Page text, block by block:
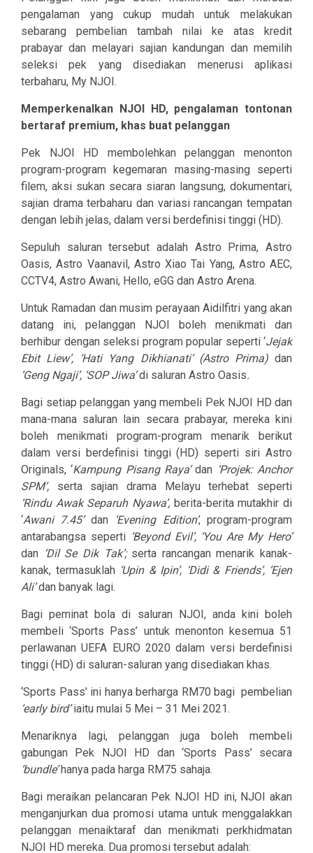
pengalaman yang cukup mudah untuk melakukan
sebarang pembelian tambah nilai ke atas kredit
prabayar dan melayari sajian kandungan dan memilih
seleksi pek yang disediakan menerusi aplikasi
terbaharu, My NJOI.
Memperkenalkan NJOI HD, pengalaman tontonan
bertaraf premium, khas buat pelanggan
Pek NJOI HD membolehkan pelanggan menonton
program-program kegemaran masing-masing seperti
filem, aksi sukan secara siaran langsung, dokumentari,
sajian drama terbaharu dan variasi rancangan tempatan
dengan lebih jelas, dalam versi berdefinisi tinggi (HD).
Sepuluh saluran tersebut adalah Astro Prima, Astro
Oasis, Astro Vaanavil, Astro Xiao Tai Yang, Astro AEC,
CCTV4, Astro Awani, Hello, eGG dan Astro Arena.
Untuk Ramadan dan musim perayaan Aidilfitri yang akan
datang ini, pelanggan NJOI boleh menikmati dan
berhibur dengan seleksi program popular seperti ‘Jejak
Ebit Liew’, ‘Hati Yang Dikhianati’ (Astro Prima) dan
‘Geng Ngaji’, ‘SOP Jiwa’di saluran Astro Oasis.
Bagi setiap pelanggan yang membeli Pek NJOI HD dan
mana-mana saluran lain secara prabayar, mereka kini
boleh menikmati program-program menarik berikut
dalam versi berdefinisi tinggi (HD) seperti siri Astro
Originals, ‘Kampung Pisang Raya’dan ‘Projek: Anchor
SPM’, serta sajian drama Melayu terhebat seperti
‘Rindu Awak Separuh Nyawa’, berita-berita mutakhir di
‘Awani 7.45’ dan ‘Evening Edition’, program-program
antarabangsa seperti ‘Beyond Evil’, ‘You Are My Hero’
dan ‘Dil Se Dik Tak’;serta rancangan menarik kanak-
kanak, termasuklah ‘Upin & Ipin’, ‘Didi & Friends’, ‘Ejen
Ali’dan banyak lagi.
Bagi peminat bola di saluran NJOI, anda kini boleh
membeli ‘Sports Pass’ untuk menonton kesemua 51
perlawanan UEFA EURO 2020 dalam versi berdefinisi
tinggi (HD) di saluran-saluran yang disediakan khas.
‘Sports Pass’ ini hanya berharga RM70 bagi pembelian
‘early bird’iaitu mulai 5 Mei – 31 Mei 2021.
Menariknya lagi, pelanggan juga boleh membeli
gabungan Pek NJOI HD dan ‘Sports Pass’ secara
‘bundle’hanya pada harga RM75 sahaja.
Bagi meraikan pelancaran Pek NJOI HD ini, NJOI akan
menganjurkan dua promosi utama untuk menggalakkan
pelanggan menaiktaraf dan menikmati perkhidmatan
NJOI HD mereka. Dua promosi tersebut adalah: